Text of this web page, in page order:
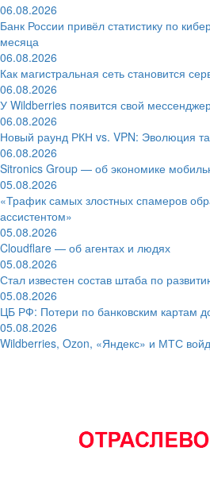
06.08.2026
Банк России привёл статистику по
месяца
06.08.2026
Как магистральная сеть становится
06.08.2026
У Wildberries появится свой
06.08.2026
Новый раунд РКН vs. VPN: Эволюция
06.08.2026
Sitronics Group — об экономике
05.08.2026
«Трафик самых злостных спамеров
ассистентом»
05.08.2026
Cloudflare — об агентах и людях
05.08.2026
Стал известен состав штаба по
05.08.2026
ЦБ РФ: Потери по банковским картам
05.08.2026
Wildberries, Ozon, «Яндекс» и МТС